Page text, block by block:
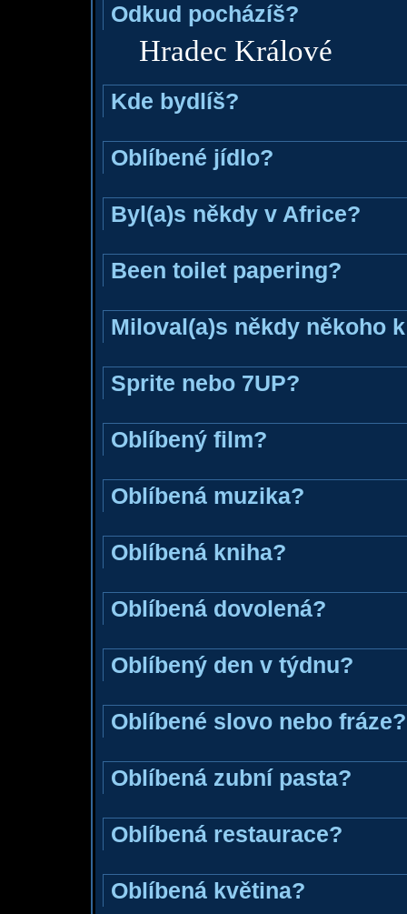
Odkud pocházíš?
Hradec Králové
Kde bydlíš?
Oblíbené jídlo?
Byl(a)s někdy v Africe?
Been toilet papering?
Miloval(a)s někdy někoho
Sprite nebo 7UP?
Oblíbený film?
Oblíbená muzika?
Oblíbená kniha?
Oblíbená dovolená?
Oblíbený den v týdnu?
Oblíbené slovo nebo fráze?
Oblíbená zubní pasta?
Oblíbená restaurace?
Oblíbená květina?